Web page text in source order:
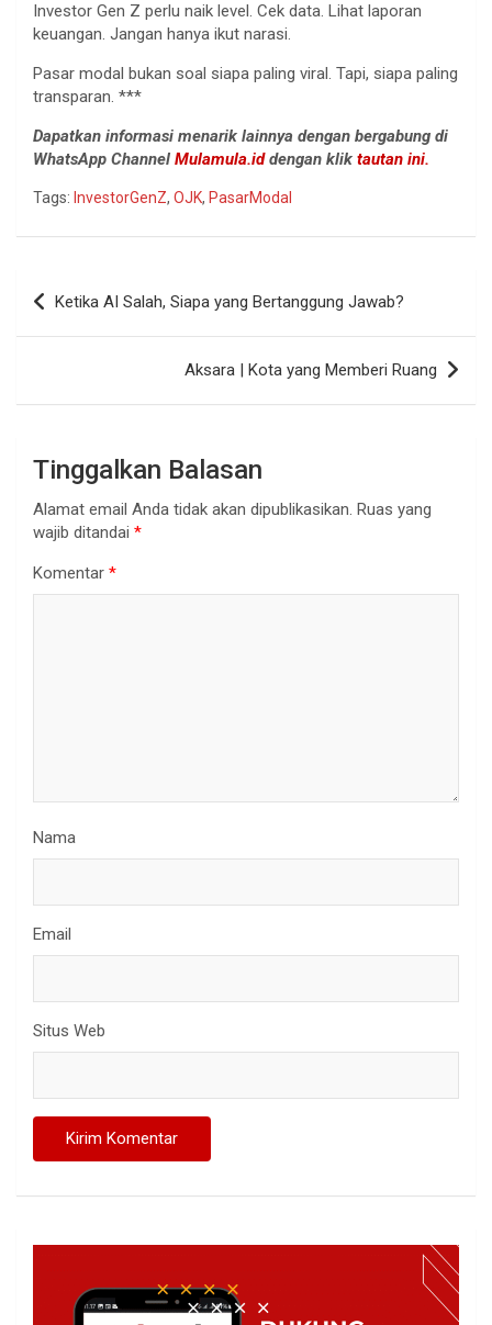
Investor Gen Z perlu naik level. Cek data. Lihat laporan
keuangan. Jangan hanya ikut narasi.
Pasar modal bukan soal siapa paling viral. Tapi, siapa paling
transparan. ***
Dapatkan informasi menarik lainnya dengan bergabung di
WhatsApp Channel Mulamula.iddengan klik tautan ini.
Tags: InvestorGenZ, OJK, PasarModal
Navigasi
pos
Ketika AI Salah, Siapa yang Bertanggung Jawab?
Aksara | Kota yang Memberi Ruang
Tinggalkan Balasan
Alamat email Anda tidak akan dipublikasikan. Ruas yang
wajib ditandai *
Komentar *
Nama
Email
Situs Web